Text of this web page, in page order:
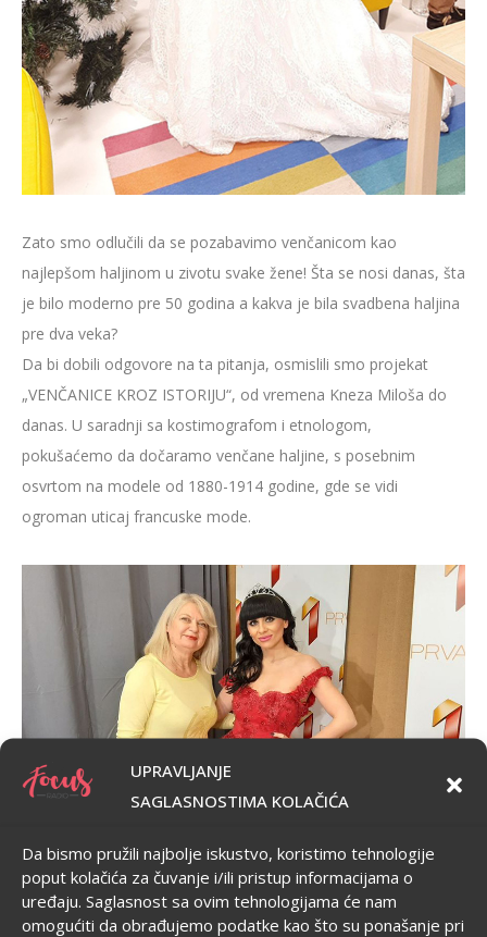
UPRAVLJANJE
SAGLASNOSTIMA KOLAČIĆA
Da bismo pružili najbolje iskustvo, koristimo tehnologije
poput kolačića za čuvanje i/ili pristup informacijama o
uređaju. Saglasnost sa ovim tehnologijama će nam
omogućiti da obrađujemo podatke kao što su ponašanje pri
Zato smo odlučili da se pozabavimo venčanicom kao
najlepšom haljinom u zivotu svake žene! Šta se nosi danas, šta
je bilo moderno pre 50 godina a kakva je bila svadbena haljina
pre dva veka?
Da bi dobili odgovore na ta pitanja, osmislili smo projekat
„VENČANICE KROZ ISTORIJU“, od vremena Kneza Miloša do
danas. U saradnji sa kostimografom i etnologom,
pokušaćemo da dočaramo venčane haljine, s posebnim
osvrtom na modele od 1880-1914 godine, gde se vidi
ogroman uticaj francuske mode.
Ovo je jedinstven projekat u istoriji Srbije i zbog toga postoji